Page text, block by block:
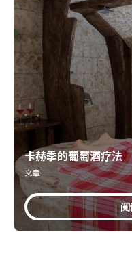
卡赫季的葡萄酒疗法
文章